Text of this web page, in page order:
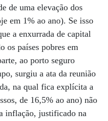
de uma elevação dos
em 1% ao ano). Se isso
a enxurrada de capital
os países pobres em
ao porto seguro
surgiu a ata da reunião
na qual fica explícita a
de 16,5% ao ano) não
inflação, justificado na